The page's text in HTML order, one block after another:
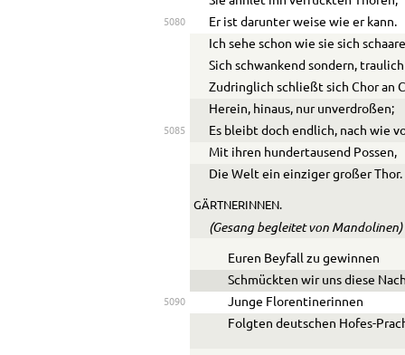
5080
Er ist darunter weise wie er kann.
Ich sehe schon wie sie sich
Sich schwankend sondern,
Zudringlich schließt sich Chor an
Herein, hinaus, nur unverdroßen;
5085
Es bleibt doch endlich, nach wie
Mit ihren hundertausend Possen,
Die Welt ein einziger großer Thor.
GÄRTNERINNEN.
(Gesang begleitet von Mandolinen)
Euren Beyfall zu gewinnen
Schmückten wir uns diese
5090
Junge Florentinerinnen
Folgten deutschen Hofes-